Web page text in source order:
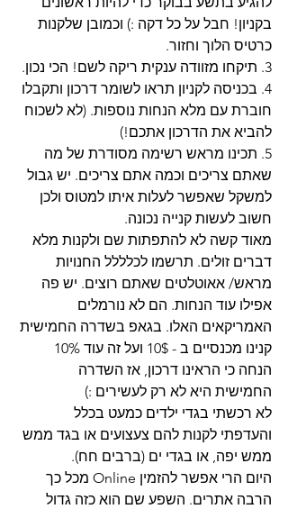
בקניון! חבל על כל דקה :) וכמובן שלקנות
כרטיס הלוך וחזור.
3. תיקחו מזוודה ענקית ריקה לשם! הכי נכון.
4. בכניסה לקניון תראו לשומר דרכון ותקבלו
חוברת עם מלא הנחות נוספות. (לא לשכוח
להביא את הדרכון אתכם!)
5. תכינו מראש רשימה מסודרת של מה
שאתם צריכים וכמה אתם צריכים. יש גבול
למשקל שאפשר לעלות איתו למטוס ולכן
חשוב לעשות קנייה נכונה.
מאוד קשה לא להתפתות שם ולקנות מלא
דברים זולים. תרשמו לכלללל החנויות
מראש/ אאוטלטים שאתם רוצים. יש פה
אפילו עוד הנחות. הם לא נורמלים
האמריקאים האלו. בגאפ בשדרה החמישית
הנחה כי הראינו דרכון, אז השדרה
החמישית היא לא רק לעשירים :)
לא רכשתי בגדי ילדים כמעט בכלל
והעדפתי לקנות להם צעצועים או בגד ממש
ממש יפה, או בגדי ים (ברבים חח).
היום הרי אפשר להזמין Online מכל כך
הרבה אתרים. השפע שם הוא כזה גדול